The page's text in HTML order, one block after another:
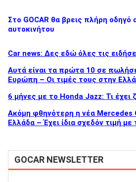
Στο GOCAR θα βρεις πλήρη οδηγό
αυτοκινήτου
Car news: Δες εδώ όλες τις
Αυτά είναι τα πρώτα 10 σε
Ευρώπη – Οι τιμές τους στην
6 μήνες με το Honda Jazz: Τι έχει
Ακόμη φθηνότερη η νέα Mercedes
Ελλάδα – Έχει ίδια σχεδόν τιμή με
GOCAR NEWSLETTER